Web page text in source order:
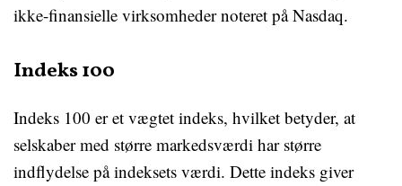
ikke-finansielle virksomheder noteret på Nasdaq.
Indeks 100
Indeks 100 er et vægtet indeks, hvilket betyder, at
selskaber med større markedsværdi har større
indflydelse på indeksets værdi. Dette indeks giver